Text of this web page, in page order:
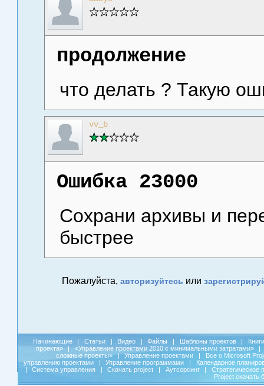
продолжение
что делать ? Такую
vv_b
Ошибка 23000
Сохрани архивы и
быстрее
Пожалуйста, авторизуйтесь или
Начинающие | Статьи | Видео | Файлы | Шаблоны проектов |
Книги
проекта»
| «Управление проектами 2010 с минимальными затратами»
|
сложные проекты»
| Управление проектами |
Все о Microsoft
управлению проектами
| Управление программами |
Календарное
|
Система управления | Скачать project | Аутсорсинг |
Стратегическое
Project скачать